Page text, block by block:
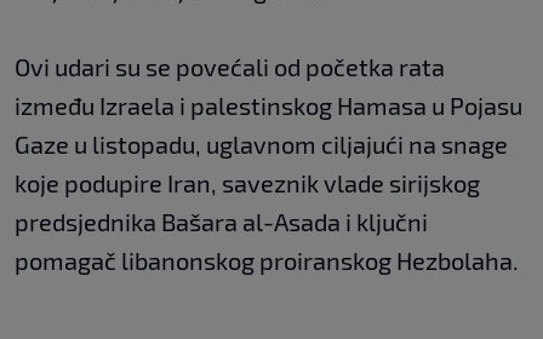
Ovi udari su se povećali od početka rata
između Izraela i palestinskog Hamasa u Pojasu
Gaze u listopadu, uglavnom ciljajući na snage
koje podupire Iran, saveznik vlade sirijskog
predsjednika Bašara al-Asada i ključni
pomagač libanonskog proiranskog Hezbolaha.